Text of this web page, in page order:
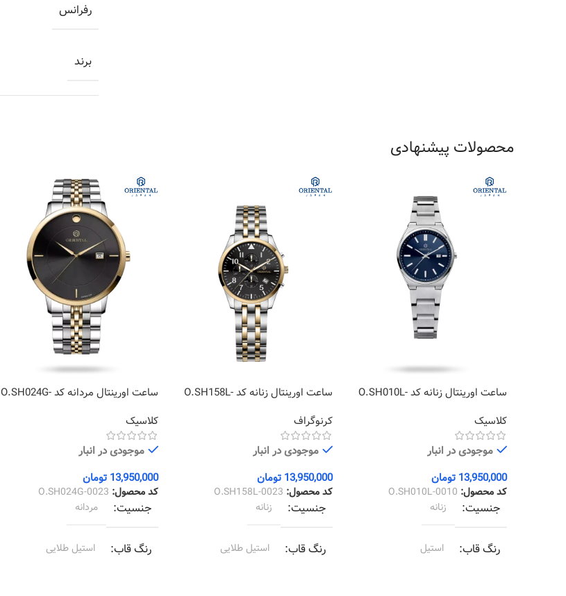
رفرانس
برند
محصولات پیشنهادی
ساعت اورینتال زنانه کد O.SH010L-
کلاسیک
موجودی در انبار
13,950,000 تومان
کد محصول: O.SH010L-0010
جنسیت زنانه
رنگ قاب استیل
ساعت اورینتال زنانه کد O.SH158L-
کرنوگراف
موجودی در انبار
13,950,000 تومان
کد محصول: O.SH158L-0023
جنسیت زنانه
رنگ قاب استیل طلایی
ساعت اورینتال مردانه کد O.SH024G-
کلاسیک
موجودی در انبار
13,950,000 تومان
کد محصول: O.SH024G-0023
جنسیت مردانه
رنگ قاب استیل طلایی